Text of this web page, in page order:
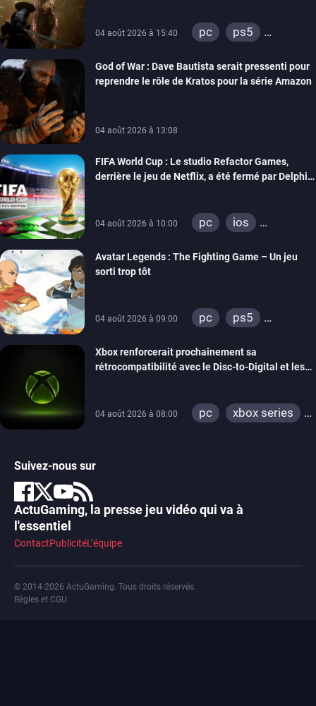
04 août 2026 à 15:40 pc
ps5
God of War : Dave Bautista serait pressenti pour
reprendre le rôle de Kratos pour la série Amazon
04 août 2026 à 13:08
FIFA World Cup : Le studio Refactor Games,
derrière le jeu de Netflix, a été fermé par Delphi
04 août 2026 à 10:00 pc
ios
Avatar Legends : The Fighting Game – Un jeu
sorti trop tôt
04 août 2026 à 09:00 pc
ps5
switch
switch 2
Xbox renforcerait prochainement sa
rétrocompatibilité avec le Disc-to-Digital et les
04 août 2026 à 08:00 pc
xbox series
Suivez-nous sur
ActuGaming, la presse jeu vidéo qui va à
l'essentiel
ContactPublicitéL’équipe
© 2014-2026 ActuGaming. Tous droits réservés.
Règles et CGU